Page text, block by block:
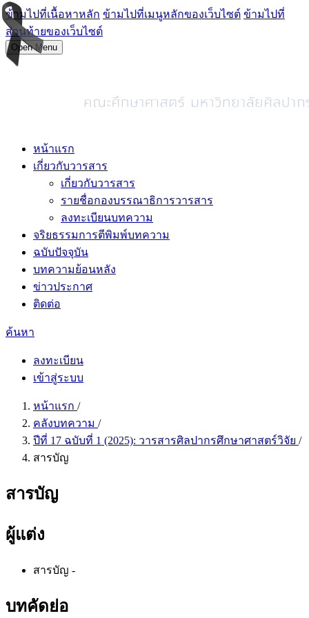
ข้ามไปที่เนื้อหาหลัก ข้ามไปที่เมนูหลักของเว็บไซต์ ข้ามไปที่
ส่วนท้ายของเว็บไซต์
Open Menu
หน้าแรก
เกี่ยวกับวารสาร
เกี่ยวกับวารสาร
รายชื่อกองบรรณาธิการวารสาร
ลงทะเบียนบทความ
จริยธรรมการตีพิมพ์บทความ
ฉบับปัจจุบัน
บทความย้อนหลัง
ข่าวประกาศ
ติดต่อ
ค้นหา
ลงทะเบียน
เข้าสู่ระบบ
หน้าแรก /
คลังบทความ /
ปีที่ 17 ฉบับที่ 1 (2025): วารสารศิลปากรศึกษาศาสตร์วิจัย /
สารบัญ
สารบัญ
ผู้แต่ง
สารบัญ -
บทคัดย่อ